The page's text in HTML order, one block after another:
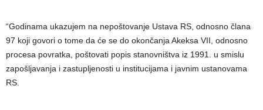
“Godinama ukazujem na nepoštovanje Ustava RS, odnosno člana
97 koji govori o tome da će se do okončanja Akeksa VII, odnosno
procesa povratka, poštovati popis stanovništva iz 1991. u smislu
zapošljavanja i zastupljenosti u institucijama i javnim ustanovama
RS.